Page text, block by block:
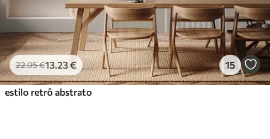
22.05€13.23€ 15
estilo retrô abstrato